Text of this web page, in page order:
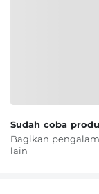
Sudah coba
Bagikan
lain